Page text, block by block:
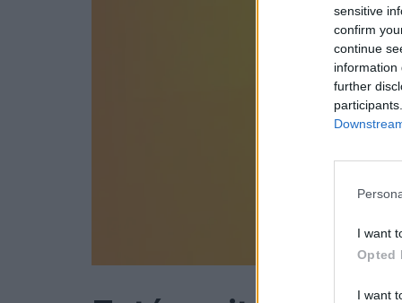
sensitive
confirm
continue
information
further
I want
Opted
I want